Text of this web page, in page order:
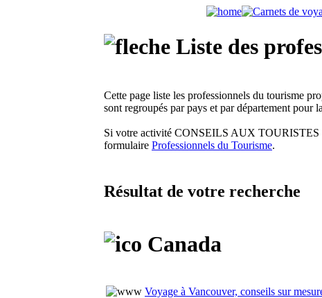
Liste des
Cette page liste les professionnels du tourisme
sont regroupés par pays et par département pour
Si votre activité CONSEILS AUX TOURISTES
formulaire Professionnels du Tourisme.
Résultat de votre recherche
Canada
Voyage à Vancouver, conseils sur